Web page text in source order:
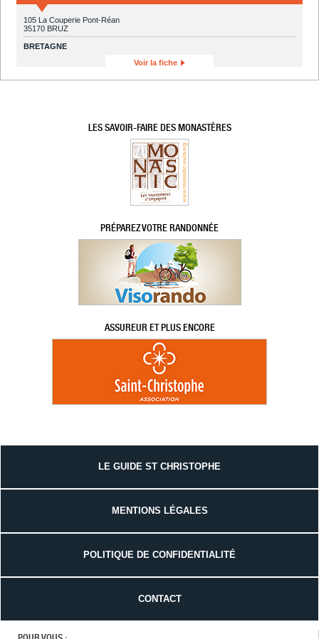
105 La Couperie Pont-Réan
35170 BRUZ
BRETAGNE
Voir la fiche
LES SAVOIR-FAIRE DES MONASTÈRES
PRÉPAREZ VOTRE RANDONNÉE
ASSUREUR ET PLUS ENCORE
LE GUIDE ST CHRISTOPHE
MENTIONS LÉGALES
POLITIQUE DE CONFIDENTIALITÉ
CONTACT